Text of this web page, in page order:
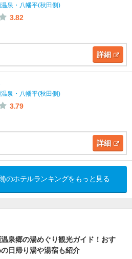
泉・八幡平(秋田側)
3.82
詳細
泉・八幡平(秋田側)
3.79
詳細
)のホテルランキングをもっと見る
泉郷の湯めぐり観光ガイド！おす
日帰り湯や湯宿も紹介